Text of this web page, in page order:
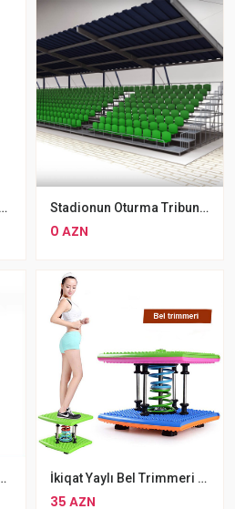
Ağırlıq Fitnes Topları Yigmaq Üçün Ağırlıq Stendi ASPO Tibbi Top Saxlama Aləti Stadionun Oturma Tribunası
0 AZN
Tirəkləri 1 Cüt İkiqat Yaylı Bel Trimmeri SAVING BASKET Bel İncəldici Stepper
35 AZN